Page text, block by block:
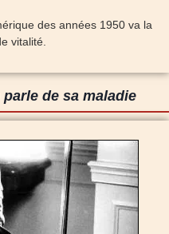
des années 1950 va la
vitalité.
de sa maladie